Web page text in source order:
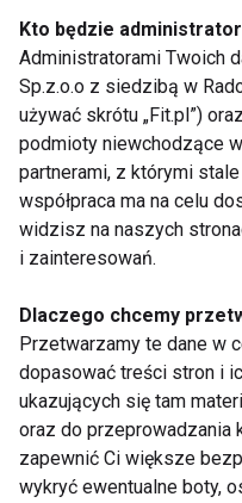
drenaż limfatyczny,
mięśniowo-
Za jakość usług w
założycielka sieci –
wykształceniem
doświadczeniu na
Olena Romanova
każdego klienta, w
jej problemów. Spróbuj,
pierwszego dotyku.
Podsumowanie
Profesjonalny masaż
Kto będzie
Administratorami Twoich
Sp.z.o.o z siedzibą w
używać skrótu „Fit.pl”)
podmioty niewchodzące
partnerami, z którymi
współpraca ma na celu
widzisz na naszych
i zainteresowań.
Dlaczego chcemy
Przetwarzamy te dane w
dopasować treści stron i
ukazujących się tam
oraz do przeprowadzania
zapewnić Ci większe
wykryć ewentualne boty,